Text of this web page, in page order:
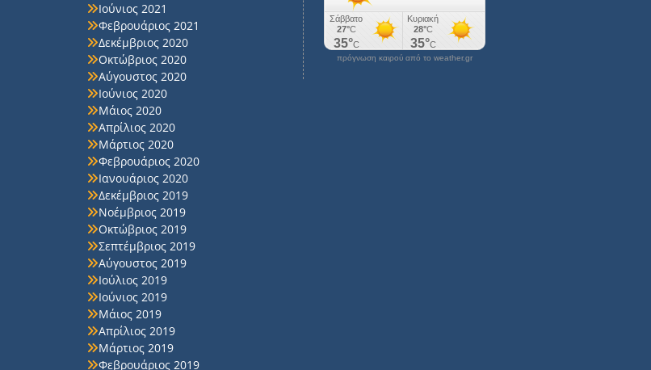
Ιούνιος 2021
Φεβρουάριος 2021
Δεκέμβριος 2020
Οκτώβριος 2020
Αύγουστος 2020
Ιούνιος 2020
Μάιος 2020
Απρίλιος 2020
Μάρτιος 2020
Φεβρουάριος 2020
Ιανουάριος 2020
Δεκέμβριος 2019
Νοέμβριος 2019
Οκτώβριος 2019
Σεπτέμβριος 2019
Αύγουστος 2019
Ιούλιος 2019
Ιούνιος 2019
Μάιος 2019
Απρίλιος 2019
Μάρτιος 2019
Φεβρουάριος 2019
πρόγνωση καιρού από το weather.gr